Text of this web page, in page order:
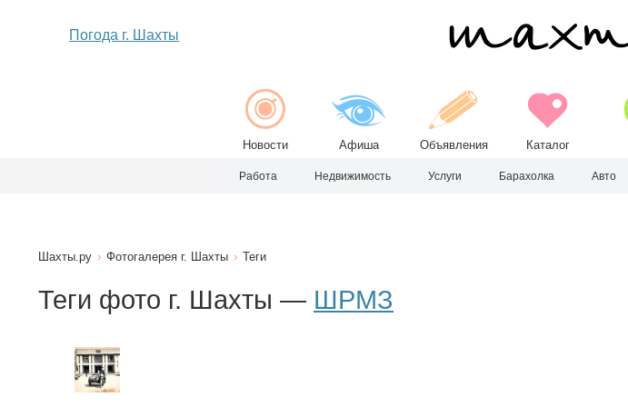
Погода г. Шахты
Новости Афиша Объявления Каталог
Работа Недвижимость Услуги Барахолка Авто
Шахты.ру Фотогалерея г. Шахты Теги
Теги фото г. Шахты — ШРМЗ